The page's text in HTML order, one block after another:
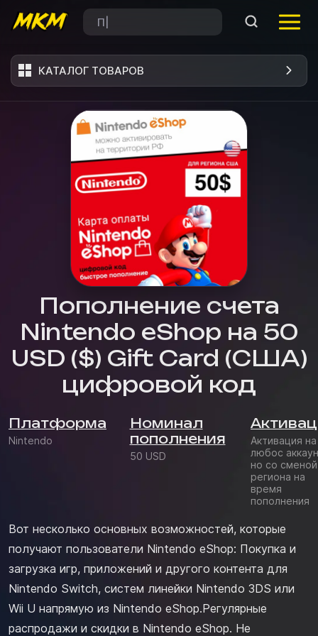
КАТАЛОГ ТОВАРОВ
Пополнение счета
Nintendo eShop на 50
USD ($) Gift Card (США)
цифровой код
Платформа
Nintendo
Номинал
пополнения
50 USD
Активация на
любос
но со сменой
региона на
время
пополнения
Вот несколько основных возможностей, которые
получают пользователи Nintendo eShop: Покупка и
загрузка игр, приложений и другого контента для
Nintendo Switch, систем линейки Nintendo 3DS или
Wii U напрямую из Nintendo eShop.Регулярные
распродажи и скидки в Nintendo eShop. Не